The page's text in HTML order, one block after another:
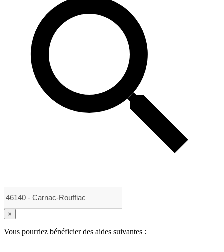
×
Vous pourriez bénéficier des aides suivantes :